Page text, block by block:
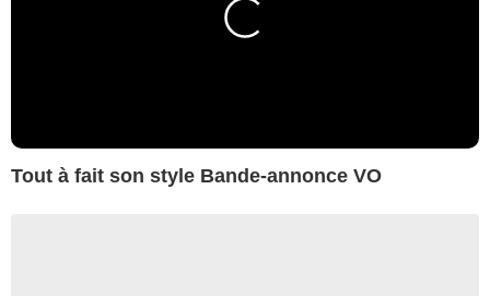
Tout à fait son style Bande-annonce VO